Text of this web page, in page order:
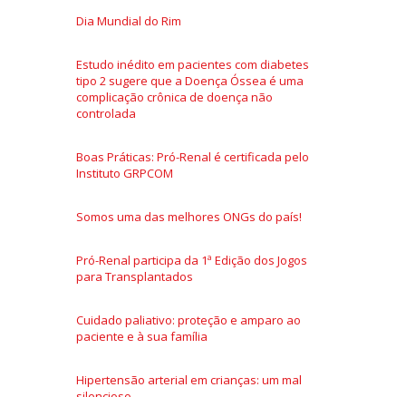
Dia Mundial do Rim
Estudo inédito em pacientes com diabetes
tipo 2 sugere que a Doença Óssea é uma
complicação crônica de doença não
controlada
Boas Práticas: Pró-Renal é certificada pelo
Instituto GRPCOM
Somos uma das melhores ONGs do país!
Pró-Renal participa da 1ª Edição dos Jogos
para Transplantados
Cuidado paliativo: proteção e amparo ao
paciente e à sua família
Hipertensão arterial em crianças: um mal